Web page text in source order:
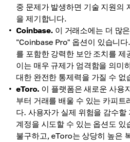
중 문제가 발생하면 기술 지원의
을 제기합니다.
Coinbase. 이 거래소에는 더 많
"Coinbase Pro" 옵션이 있습니
를 포함한 강력한 보안 조치를
이는 매우 규제가 엄격함을 의미
대한 완전한 통제력을 가질 수 없
eToro. 이 플랫폼은 새로운 사용
부터 거래를 배울 수 있는 카피트
다. 사용자가 실제 위험을 감수할
계정을 시도할 수 있는 옵션도 있
불구하고, eToro는 상당히 높은